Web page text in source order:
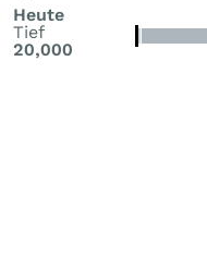
Heute
Tief
20,000